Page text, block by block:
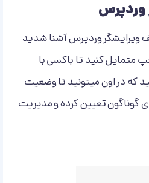
وردپرس
ویرایشگر وردپرس آشنا شدید
متمایل کنید تا باکسی با
که در اون میتونید تا وضعیت
گوناگون تعیین کرده و مدیریت